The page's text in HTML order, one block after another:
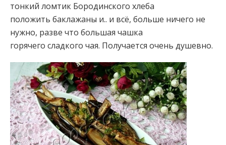
тонкий ломтик Бородинского хлеба
положить баклажаны и.. и всё, больше ничего не
нужно, разве что большая чашка
горячего сладкого чая. Получается очень душевно.